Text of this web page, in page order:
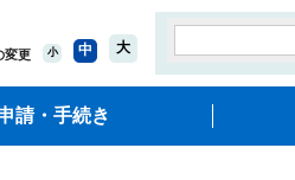
変更 小 中 大
請・手続き